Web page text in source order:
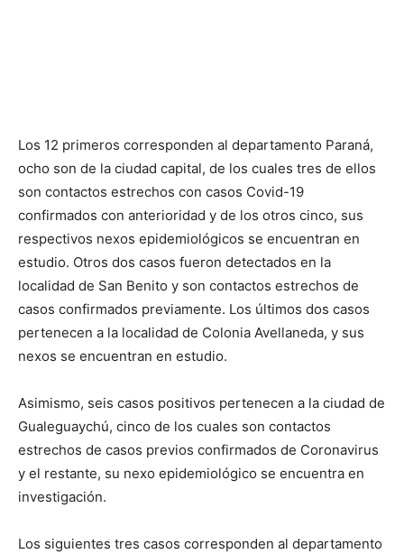
Los 12 primeros corresponden al departamento Paraná,
ocho son de la ciudad capital, de los cuales tres de ellos
son contactos estrechos con casos Covid-19
confirmados con anterioridad y de los otros cinco, sus
respectivos nexos epidemiológicos se encuentran en
estudio. Otros dos casos fueron detectados en la
localidad de San Benito y son contactos estrechos de
casos confirmados previamente. Los últimos dos casos
pertenecen a la localidad de Colonia Avellaneda, y sus
nexos se encuentran en estudio.
Asimismo, seis casos positivos pertenecen a la ciudad de
Gualeguaychú, cinco de los cuales son contactos
estrechos de casos previos confirmados de Coronavirus
y el restante, su nexo epidemiológico se encuentra en
investigación.
Los siguientes tres casos corresponden al departamento